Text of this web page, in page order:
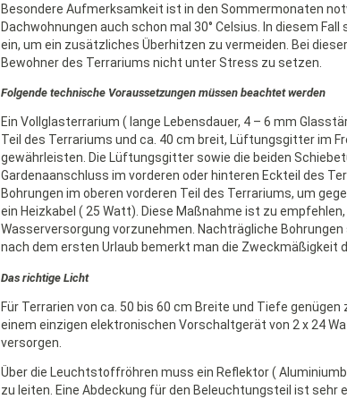
Besondere Aufmerksamkeit ist in den Sommermonaten
Dachwohnungen auch schon mal 30° Celsius. In diesem
ein, um ein zusätzliches Überhitzen zu vermeiden. Bei
Bewohner des Terrariums nicht unter Stress zu setzen.
Folgende technische Voraussetzungen müssen beachtet werden
Ein Vollglasterrarium ( lange Lebensdauer, 4 – 6 mm
Teil des Terrariums und ca. 40 cm breit, Lüftungsgitter im
gewährleisten. Die Lüftungsgitter sowie die beiden
Gardenaanschluss im vorderen oder hinteren Eckteil des
Bohrungen im oberen vorderen Teil des Terrariums, um
ein Heizkabel ( 25 Watt). Diese Maßnahme ist zu
Wasserversorgung vorzunehmen. Nachträgliche
nach dem ersten Urlaub bemerkt man die Zweckmäßigkeit
Das richtige Licht
Für Terrarien von ca. 50 bis 60 cm Breite und Tiefe
einem einzigen elektronischen Vorschaltgerät von 2 x 24
versorgen.
Über die Leuchtstoffröhren muss ein Reflektor (
zu leiten. Eine Abdeckung für den Beleuchtungsteil ist